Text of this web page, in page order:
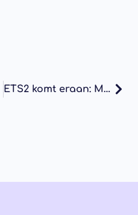
ETS2 komt eraan: Meer CO2, Meer Kosten